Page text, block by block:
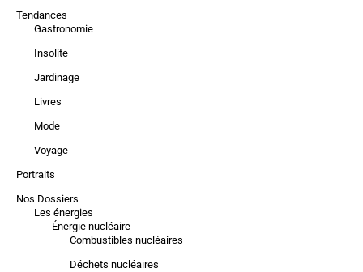
Tendances
Gastronomie
Insolite
Jardinage
Livres
Mode
Voyage
Portraits
Nos Dossiers
Les énergies
Énergie nucléaire
Combustibles nucléaires
Déchets nucléaires